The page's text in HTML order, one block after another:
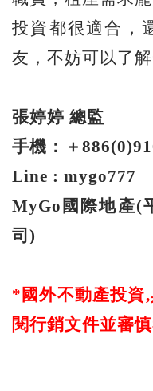
投資都很適合，
友，不妨可以了解
張婷婷 總監
手機：＋
Line : mygo777
MyGo 國際地產(
司)
* 國外不動產投資,
閱行銷文件並審